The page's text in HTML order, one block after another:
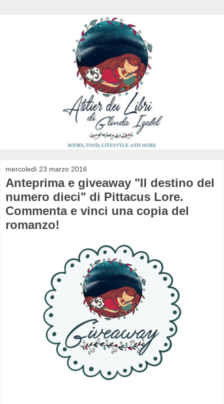
mercoledì 23 marzo 2016
Anteprima e giveaway "Il destino del
numero dieci" di Pittacus Lore.
Commenta e vinci una copia del
romanzo!